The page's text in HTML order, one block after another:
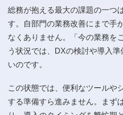
総務が抱える最大の課題の一つ
す。自部門の業務改善にまで手
なくありません。「今の業務を
う状況では、DXの検討や導入
いのです。
この状態では、便利なツールや
する準備すら進みません。まず